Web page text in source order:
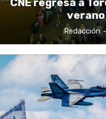
Redacción -